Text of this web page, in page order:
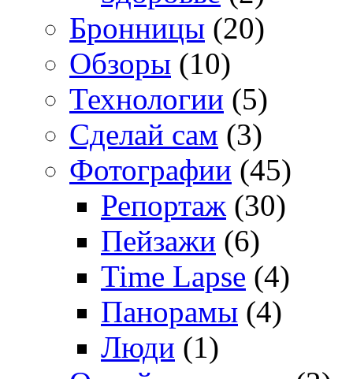
Бронницы (20)
Обзоры (10)
Технологии (5)
Сделай сам (3)
Фотографии (45)
Репортаж (30)
Пейзажи (6)
Time Lapse (4)
Панорамы (4)
Люди (1)